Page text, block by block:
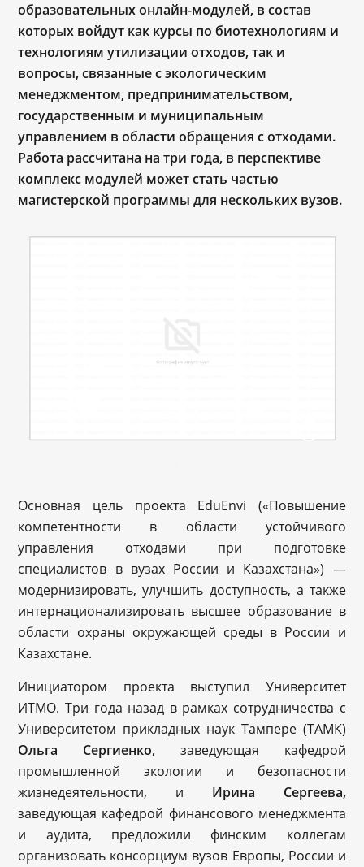
образовательных онлайн-модулей, в состав
которых войдут как курсы по биотехнологиям и
технологиям утилизации отходов, так и
вопросы, связанные с экологическим
менеджментом, предпринимательством,
государственным и муниципальным
управлением в области обращения с отходами.
Работа рассчитана на три года, в перспективе
комплекс модулей может стать частью
магистерской программы для нескольких вузов.
Основная цель проекта EduEnvi («Повышение
компетентности в области устойчивого
управления отходами при подготовке
специалистов в вузах России и Казахстана») —
модернизировать, улучшить доступность, а также
интернационализировать высшее образование в
области охраны окружающей среды в России и
Казахстане.
Инициатором проекта выступил Университет
ИТМО. Три года назад в рамках сотрудничества с
Университетом прикладных наук Тампере (ТАМК)
Ольга Сергиенко, заведующая кафедрой
промышленной экологии и безопасности
жизнедеятельности, и Ирина Сергеева,
заведующая кафедрой финансового менеджмента
и аудита, предложили финским коллегам
организовать консорциум вузов Европы, России и